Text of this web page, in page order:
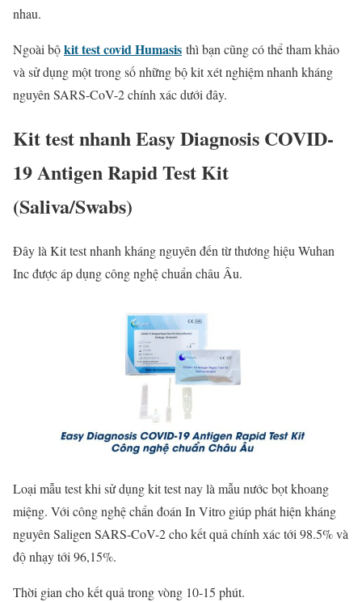
nhau.
Ngoài bộkit test covid Humasis thì bạn cũng có thể tham khảo
và sử dụng một trong số những bộ kit xét nghiệm nhanh kháng
nguyên SARS-CoV-2 chính xác dưới đây.
Kit test nhanh Easy Diagnosis COVID-
19 Antigen Rapid Test Kit
(Saliva/Swabs)
Đây là Kit test nhanh kháng nguyên đến từ thương hiệu Wuhan
Inc được áp dụng công nghệ chuẩn châu Âu.
Loại mẫu test khi sử dụng kit test nay là mẫu nước bọt khoang
miệng. Với công nghệ chẩn đoán In Vitro giúp phát hiện kháng
nguyên Saligen SARS-CoV-2 cho kết quả chính xác tới 98.5% và
độ nhạy tới 96,15%.
Thời gian cho kết quả trong vòng 10-15 phút.